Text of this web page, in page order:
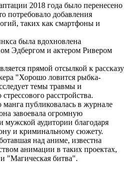
2018 года было перенесено
потребовало добавления
таких как смартфоны и
была вдохновлена
Эдбергом и актером Ривером
прямой отсылкой к рассказу
"Хорошо ловится рыбка-
темы травмы и
расстройства.
манга публиковалась в журнале
завоевала огромную
мужской аудитории благодаря
и криминальному сюжету.
над аниме, известна
анимации в таких проектах,
"Магическая битва".